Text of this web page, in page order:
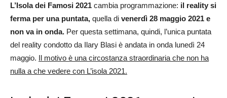
L’Isola dei Famosi 2021 cambia programmazione: il reality si
ferma per una puntata, quella di venerdì 28 maggio 2021 e
non va in onda. Per questa settimana, quindi, l’unica puntata
del reality condotto da Ilary Blasi è andata in onda lunedì 24
maggio. Il motivo è una circostanza straordinaria che non ha
nulla a che vedere con L’isola 2021.